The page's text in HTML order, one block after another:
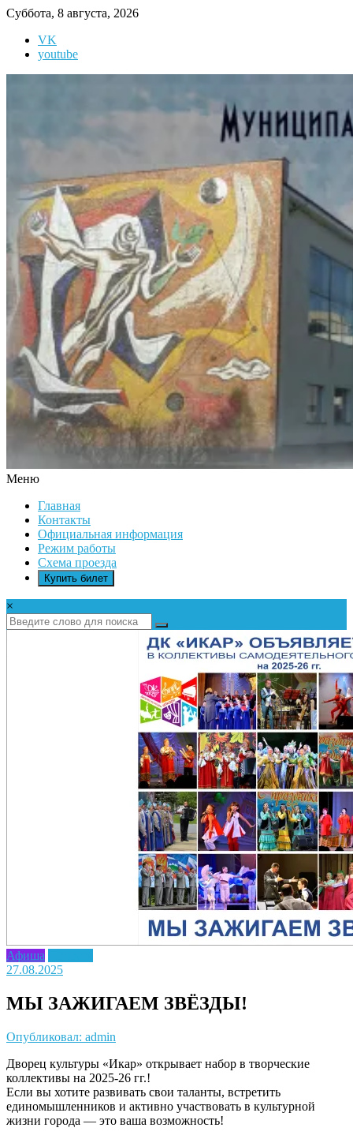
Перейти
содержимому
Суббота, 8 августа, 2026
VK
youtube
ИКАР
Меню
Главная
Контакты
Официальная информация
Режим работы
Схема проезда
Купить билет
×
Афиша
27.08.2025
МЫ ЗАЖИГАЕМ ЗВЁЗДЫ!
Опубликовал: admin
Дворец культуры «Икар» открывает набор в творческие
коллективы на 2025-26 гг.!
Если вы хотите развивать свои таланты, встретить
единомышленников и активно участвовать в культурной
жизни города — это ваша возможность!